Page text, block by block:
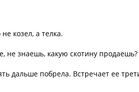
козел, а телка.
не знаешь, какую скотину продаешь?
дальше побрела. Встречает ее